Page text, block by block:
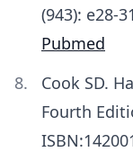
(943): e28-
Pubmed
Cook SD.
Fourth